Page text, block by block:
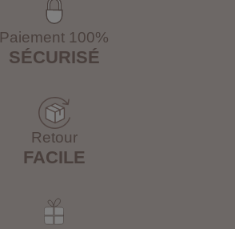
Paiement 100%
SÉCURISÉ
Retour
FACILE